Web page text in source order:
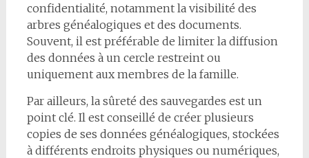
confidentialité, notamment la visibilité des
arbres généalogiques et des documents.
Souvent, il est préférable de limiter la diffusion
des données à un cercle restreint ou
uniquement aux membres de la famille.
Par ailleurs, la sûreté des sauvegardes est un
point clé. Il est conseillé de créer plusieurs
copies de ses données généalogiques, stockées
à différents endroits physiques ou numériques,